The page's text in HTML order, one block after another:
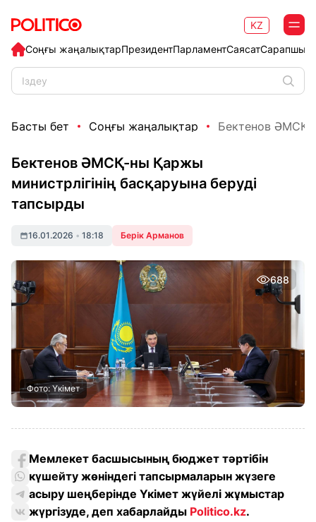
Соңғы жаңалықтарПрезидентПарламентСаясат
KZ
Басты бет Соңғы жаңалықтар Бектенов ӘМСҚ-
Бектенов ӘМСҚ-ны Қаржы
министрлігінің басқаруына беруді
тапсырды
16.01.2026 • 18:18 Берік Арманов
688
Фото: Үкімет
Мемлекет басшысының бюджет тәртібін
күшейту жөніндегі тапсырмаларын жүзеге
асыру шеңберінде Үкімет жүйелі жұмыстар
жүргізуде, деп хабарлайды Politico.kz.